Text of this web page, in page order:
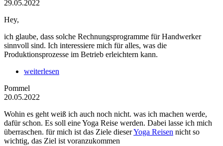
29.05.2022
Hey,
ich glaube, dass solche Rechnungsprogramme für Handwerker
sinnvoll sind. Ich interessiere mich für alles, was die
Produktionsprozesse im Betrieb erleichtern kann.
weiterlesen
Pommel
20.05.2022
Wohin es geht weiß ich auch noch nicht. was ich machen werde,
dafür schon. Es soll eine Yoga Reise werden. Dabei lasse ich mich
überraschen. für mich ist das Ziele dieserYoga Reisen nicht so
wichtig, das Ziel ist voranzukommen